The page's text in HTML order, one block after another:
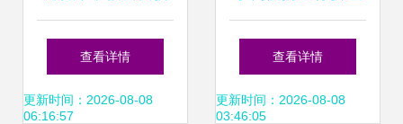
叠不当会伤衣机！
你真的会洗床上用
查看详情
更新时间：2026-08-08
06:16:57
分桶自动洗衣机 小
空间里的智能洗衣
查看详情
更新时间：2026-08-08
03:46:05